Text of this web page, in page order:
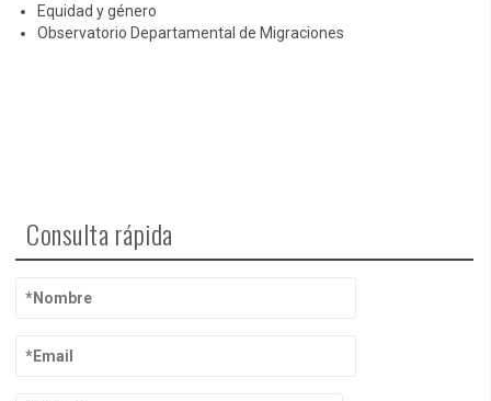
Equidad y género
Observatorio Departamental de Migraciones
Consulta rápida